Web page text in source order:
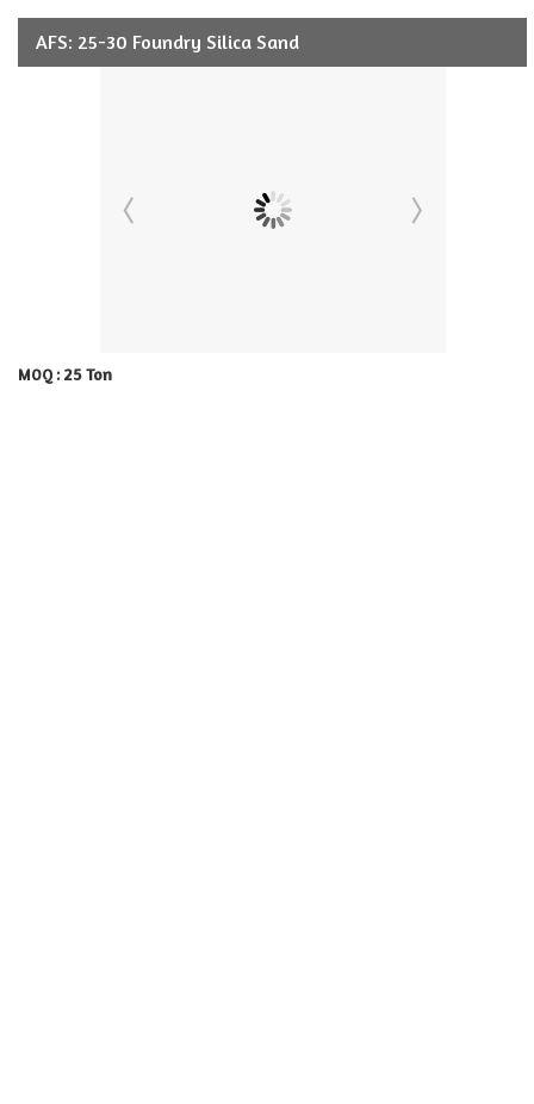
AFS: 25-30 Foundry Silica Sand
MOQ : 25 Ton